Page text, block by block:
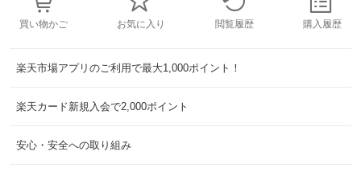
買い物かご お気に入り 閲覧履歴 購入履歴
楽天市場アプリのご利用で最大1,000ポイント！
楽天カード新規入会で2,000ポイント
安心・安全への取り組み